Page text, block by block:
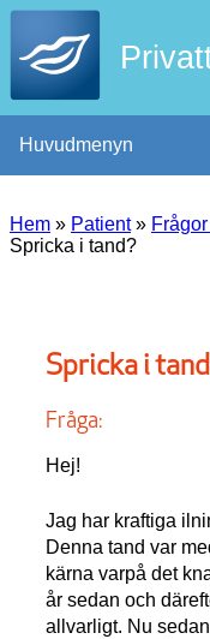
Huvudmenyn
Hem » Patient»
Spricka i tand?
Spricka i
Fråga:
Hej!
Jag har kraftiga
Denna tand var
kärna varpå det
år sedan och
allvarligt. Nu